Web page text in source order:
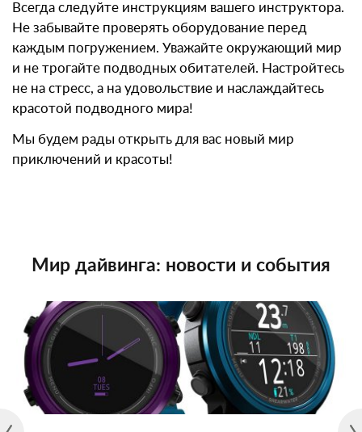
Всегда следуйте инструкциям вашего инструктора.
Не забывайте проверять оборудование перед
каждым погружением. Уважайте окружающий мир
и не трогайте подводных обитателей. Настройтесь
не на стресс, а на удовольствие и наслаждайтесь
красотой подводного мира!
Мы будем рады открыть для вас новый мир
приключений и красоты!
Мир дайвинга: новости и события